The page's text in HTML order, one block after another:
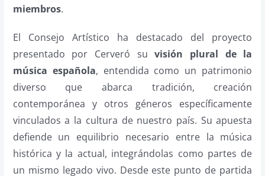
miembros.
El Consejo Artístico ha destacado del proyecto
presentado por Cerveró suvisión plural de la
música española, entendida como un patrimonio
diverso que abarca tradición, creación
contemporánea y otros géneros específicamente
vinculados a la cultura de nuestro país. Su apuesta
defiende un equilibrio necesario entre la música
histórica y la actual, integrándolas como partes de
un mismo legado vivo. Desde este punto de partida